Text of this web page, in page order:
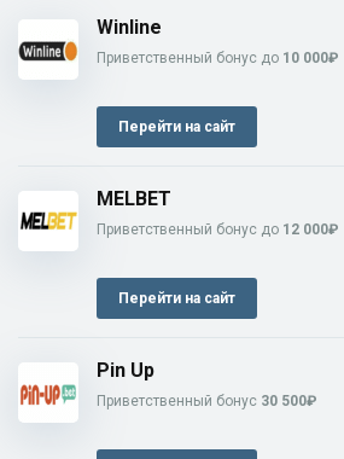
Winline
Приветственный бонус до 10 000₽
Перейти на сайт
MELBET
Приветственный бонус до 12 000₽
Перейти на сайт
Pin Up
Приветственный бонус 30 500₽